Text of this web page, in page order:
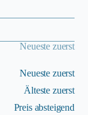
Neueste zuerst
Neueste zuerst
Älteste zuerst
Preis absteigend